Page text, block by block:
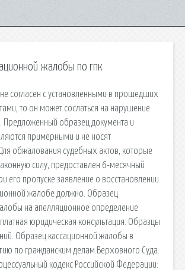
жалобы по гпк
согласен с установленными в прошедших
то он может сослаться на нарушение
образец документа и
примерными и не носят
обжалования судебных актов, которые
силу, предоставлен 6-месячный
его пропуске заявление о восстановлении
жалобе должно. Образец
на апелляционное определение
юридическая консультация. Образцы
Образец кассационной жалобы в
по гражданским делам Верховного Суда.
кодекс Российской Федерации: